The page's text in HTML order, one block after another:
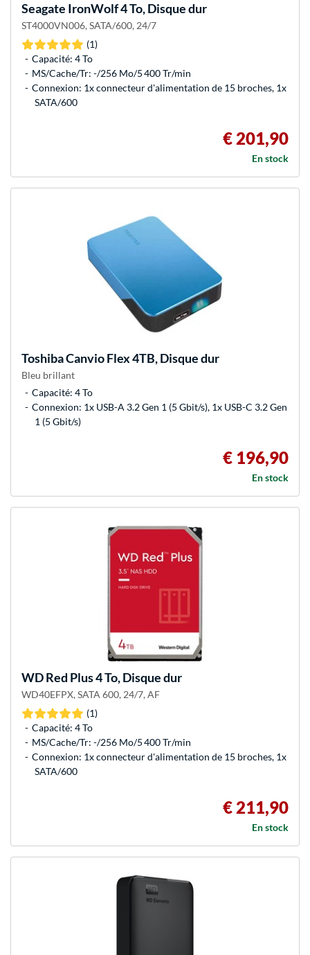
Seagate IronWolf 4 To, Disque dur
ST4000VN006, SATA/600, 24/7
(1)
Capacité: 4 To
MS/Cache/Tr: -/256 Mo/5 400 Tr/min
Connexion: 1x connecteur d'alimentation de 15 broches, 1x
SATA/600
€ 201,90
En stock
ToshibaCanvio Flex 4TB, Disque dur
Bleu brillant
Capacité: 4 To
Connexion: 1x USB-A 3.2 Gen 1 (5 Gbit/s), 1x USB-C 3.2 Gen
1 (5 Gbit/s)
€ 196,90
En stock
WDRed Plus 4 To, Disque dur
WD40EFPX, SATA 600, 24/7, AF
(1)
Capacité: 4 To
MS/Cache/Tr: -/256 Mo/5 400 Tr/min
Connexion: 1x connecteur d'alimentation de 15 broches, 1x
SATA/600
€ 211,90
En stock